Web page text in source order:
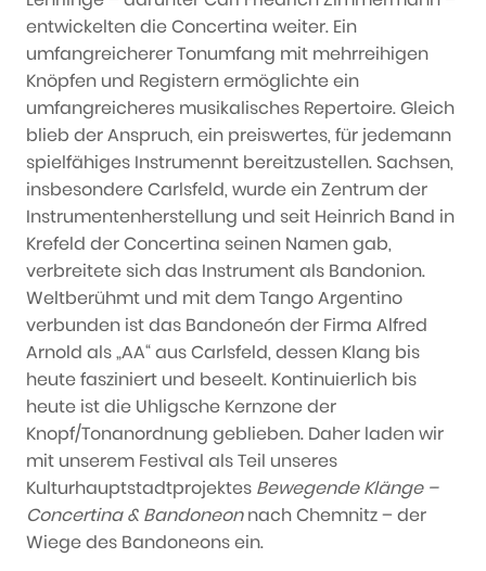
entwickelten die Concertina weiter. Ein
umfangreicherer Tonumfang mit mehrreihigen
Knöpfen und Registern ermöglichte ein
umfangreicheres musikalisches Repertoire. Gleich
blieb der Anspruch, ein preiswertes, für jedemann
spielfähiges Instrumennt bereitzustellen. Sachsen,
insbesondere Carlsfeld, wurde ein Zentrum der
Instrumentenherstellung und seit Heinrich Band in
Krefeld der Concertina seinen Namen gab,
verbreitete sich das Instrument als Bandonion.
Weltberühmt und mit dem Tango Argentino
verbunden ist das Bandoneón der Firma Alfred
Arnold als „AA“ aus Carlsfeld, dessen Klang bis
heute fasziniert und beseelt. Kontinuierlich bis
heute ist die Uhligsche Kernzone der
Knopf/Tonanordnung geblieben. Daher laden wir
mit unserem Festival als Teil unseres
Kulturhauptstadtprojektes Bewegende Klänge –
Concertina & Bandoneonnach Chemnitz – der
Wiege des Bandoneons ein.